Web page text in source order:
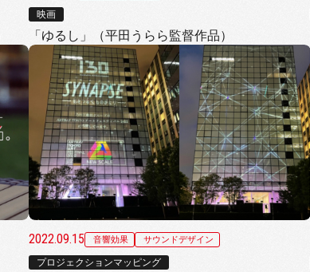
映画
「ゆるし」（平田うらら監督作品）
2022.09.15 音響効果 サウンドデザイン
プロジェクションマッピング